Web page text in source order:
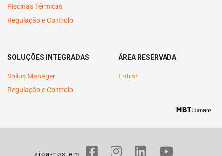
Piscinas Térmicas
Regulação e Controlo
SOLUÇÕES INTEGRADAS
Solius Manager
Regulação e Controlo
ÁREA RESERVADA
Entrar
siga-nos em